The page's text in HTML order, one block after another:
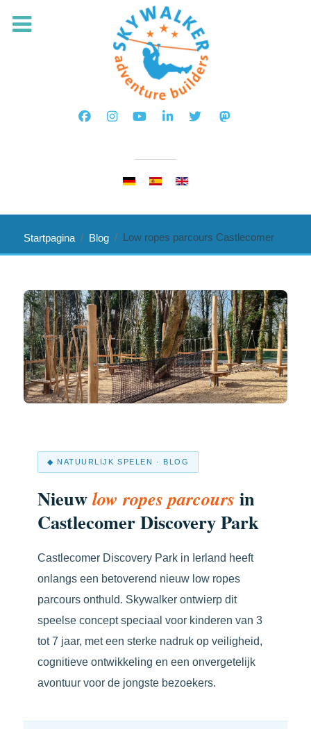
Startpagina Blog Low ropes parcours Castlecomer
◆ NATUURLIJK SPELEN · BLOG
Nieuwlow ropes parcours in
Castlecomer Discovery Park
Castlecomer Discovery Park in Ierland heeft
onlangs een betoverend nieuw low ropes
parcours onthuld. Skywalker ontwierp dit
speelse concept speciaal voor kinderen van 3
tot 7 jaar, met een sterke nadruk op veiligheid,
cognitieve ontwikkeling en een onvergetelijk
avontuur voor de jongste bezoekers.